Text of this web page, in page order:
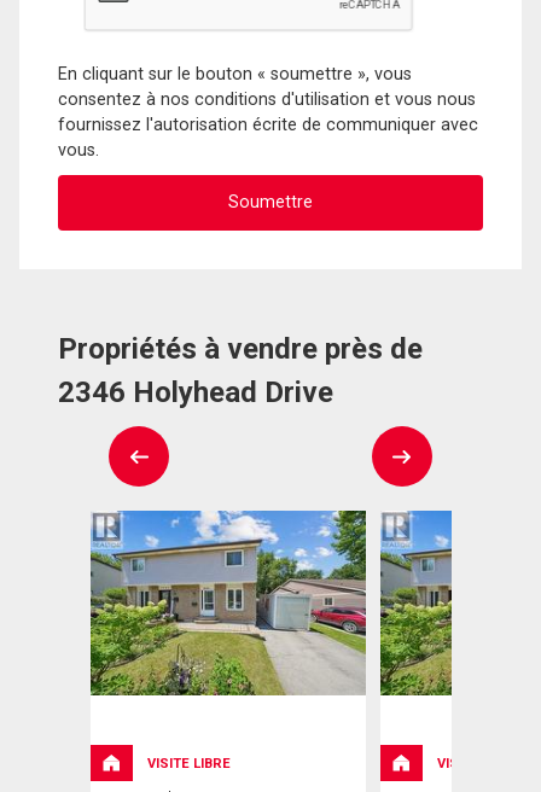
En cliquant sur le bouton « soumettre », vous
consentez à nos conditions d'utilisation et vous nous
fournissez l'autorisation écrite de communiquer avec
vous.
Propriétés à vendre près de
2346 Holyhead Drive
VISITE LIBRE VISITE LIBRE